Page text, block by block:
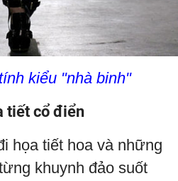
kiểu "nhà binh"
tiết cổ điển
họa tiết hoa và những
khuynh đảo suốt